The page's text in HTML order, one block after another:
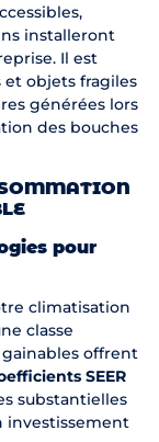
installeront
Il est
objets fragiles
générées lors
des bouches
pour
climatisation
classe
gainables offrent
SEER
substantielles
investissement